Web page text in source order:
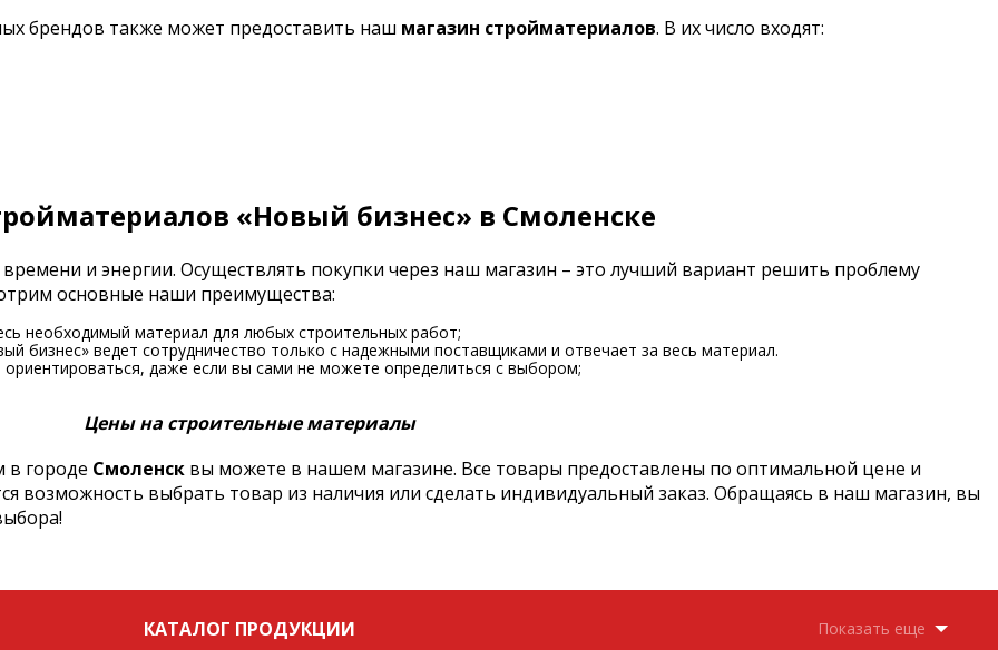
брендов также может предоставить наш магазин стройматериалов. В их число входят:
«Новый бизнес» в Смоленске
и энергии. Осуществлять покупки через наш магазин – это лучший вариант решить проблему
основные наши преимущества:
необходимый материал для любых строительных работ;
бизнес» ведет сотрудничество только с надежными поставщиками и отвечает за весь материал.
даже если вы сами не можете определиться с выбором;
Цены на строительные материалы
городе Смоленск вы можете в нашем магазине. Все товары предоставлены по оптимальной цене и
возможность выбрать товар из наличия или сделать индивидуальный заказ. Обращаясь в наш магазин, вы
КАТАЛОГ ПРОДУКЦИИ Показать еще